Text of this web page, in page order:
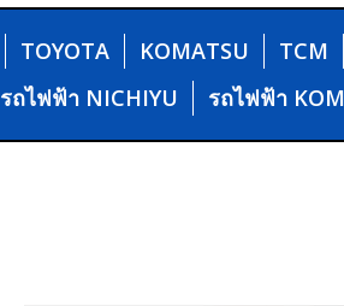
TOYOTA KOMATSU TCM
รถไฟฟ้า NICHIYU รถไฟฟ้า